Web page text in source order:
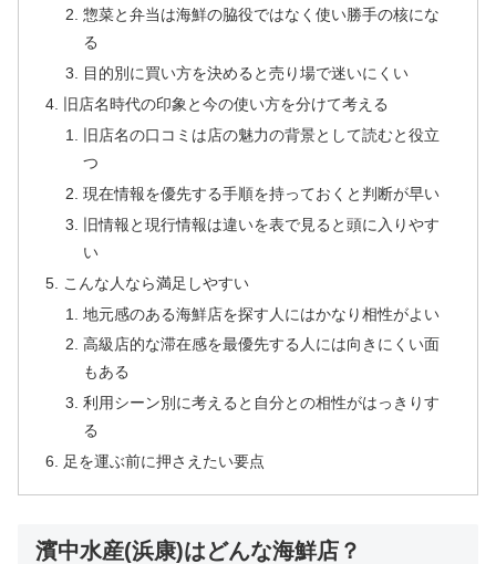
惣菜と弁当は海鮮の脇役ではなく使い勝手の核にな
る
目的別に買い方を決めると売り場で迷いにくい
旧店名時代の印象と今の使い方を分けて考える
旧店名の口コミは店の魅力の背景として読むと役立
つ
現在情報を優先する手順を持っておくと判断が早い
旧情報と現行情報は違いを表で見ると頭に入りやす
い
こんな人なら満足しやすい
地元感のある海鮮店を探す人にはかなり相性がよい
高級店的な滞在感を最優先する人には向きにくい面
もある
利用シーン別に考えると自分との相性がはっきりす
る
足を運ぶ前に押さえたい要点
濱中水産(浜康)はどんな海鮮店？